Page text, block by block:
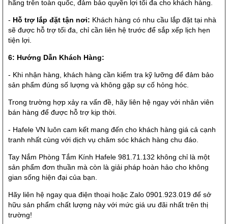
hãng trên toàn quốc, đảm bảo quyền lợi tối đa cho khách hàng.
- Hỗ trợ lắp đặt tận nơi: Khách hàng có nhu cầu lắp đặt tại nhà
sẽ được hỗ trợ tối đa, chỉ cần liên hệ trước để sắp xếp lịch hẹn
tiện lợi.
6: Hướng Dẫn Khách Hàng:
- Khi nhận hàng, khách hàng cần kiểm tra kỹ lưỡng để đảm bảo
sản phẩm đúng số lượng và không gặp sự cố hỏng hóc.
Trong trường hợp xảy ra vấn đề, hãy liên hệ ngay với nhân viên
bán hàng để được hỗ trợ kịp thời.
- Hafele VN luôn cam kết mang đến cho khách hàng giá cả cạnh
tranh nhất cùng với dịch vụ chăm sóc khách hàng chu đáo.
Tay Nắm Phòng Tắm Kính Hafele 981.71.132 không chỉ là một
sản phẩm đơn thuần mà còn là giải pháp hoàn hảo cho không
gian sống hiện đại của bạn.
Hãy liên hệ ngay qua điện thoại hoặc Zalo 0901.923.019 để sở
hữu sản phẩm chất lượng này với mức giá ưu đãi nhất trên thị
trường!